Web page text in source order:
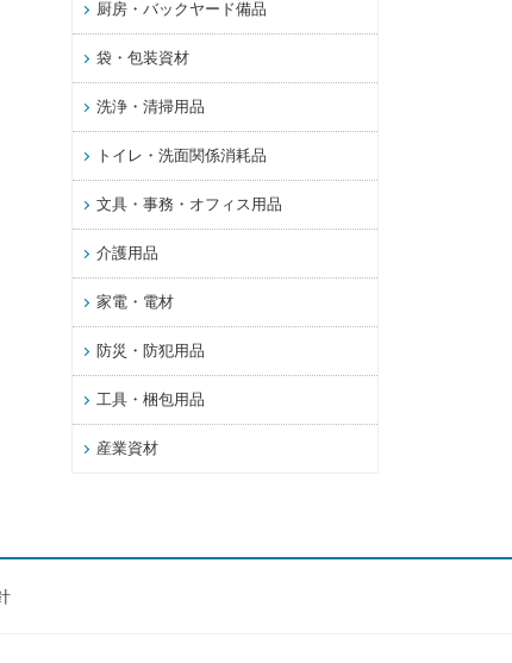
厨房・バックヤード備品
袋・包装資材
洗浄・清掃用品
トイレ・洗面関係消耗品
文具・事務・オフィス用品
介護用品
家電・電材
防災・防犯用品
工具・梱包用品
産業資材